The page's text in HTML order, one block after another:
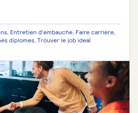
Entretien d'embauche, Faire carriere,
diplomes, Trouver le job ideal